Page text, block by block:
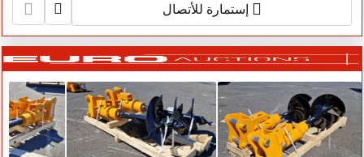
إستمارة للأتصال